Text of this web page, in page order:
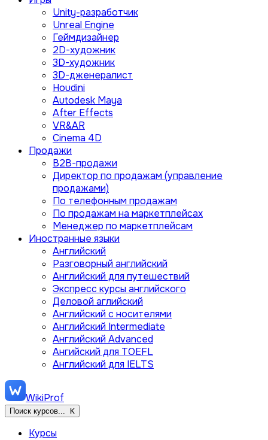
Unity-разработчик
Unreal Engine
Геймдизайнер
2D-художник
3D-художник
3D-дженералист
Houdini
Autodesk Maya
After Effects
VR&AR
Cinema 4D
Продажи
B2B-продажи
Директор по продажам (управление
продажами)
По телефонным продажам
По продажам на маркетплейсах
Менеджер по маркетплейсам
Иностранные языки
Английский
Разговорный английский
Английский для путешествий
Экспресс курсы английского
Деловой аглийский
Английский с носителями
Английский Intermediate
Английский Advanced
Ангийский для TOEFL
Английский для IELTS
WikiProf
Поиск курсов... K
Курсы